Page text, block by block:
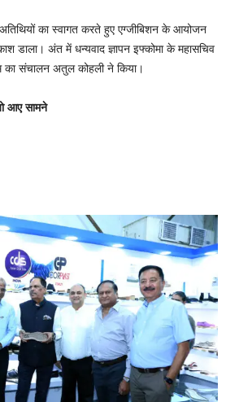
का स्वागत करते हुए एग्जीबिशन के आयोजन
डाला। अंत में धन्यवाद ज्ञापन इफ्कोमा के महासचिव
का संचालन अतुल कोहली ने किया।
आए सामने